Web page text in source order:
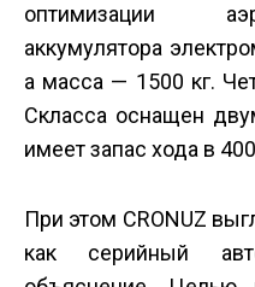
оптимизации
аккумулятора
а масса — 1500 кг.
С­класса оснащен
имеет запас хода в
При этом CRONUZ
как серийный